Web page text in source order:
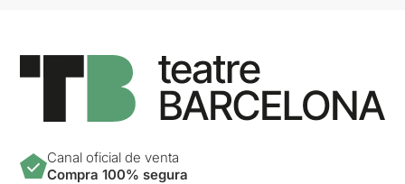
Canal oficial de venta
Compra 100% segura